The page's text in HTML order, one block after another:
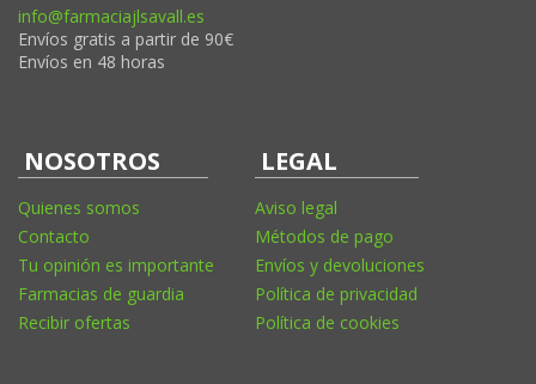
info@farmaciajlsavall.es
Envíos gratis a partir de 90€
Envíos en 48 horas
NOSOTROS
Quienes somos
Contacto
Tu opinión es importante
Farmacias de guardia
Recibir ofertas
LEGAL
Aviso legal
Métodos de pago
Envíos y devoluciones
Política de privacidad
Política de cookies